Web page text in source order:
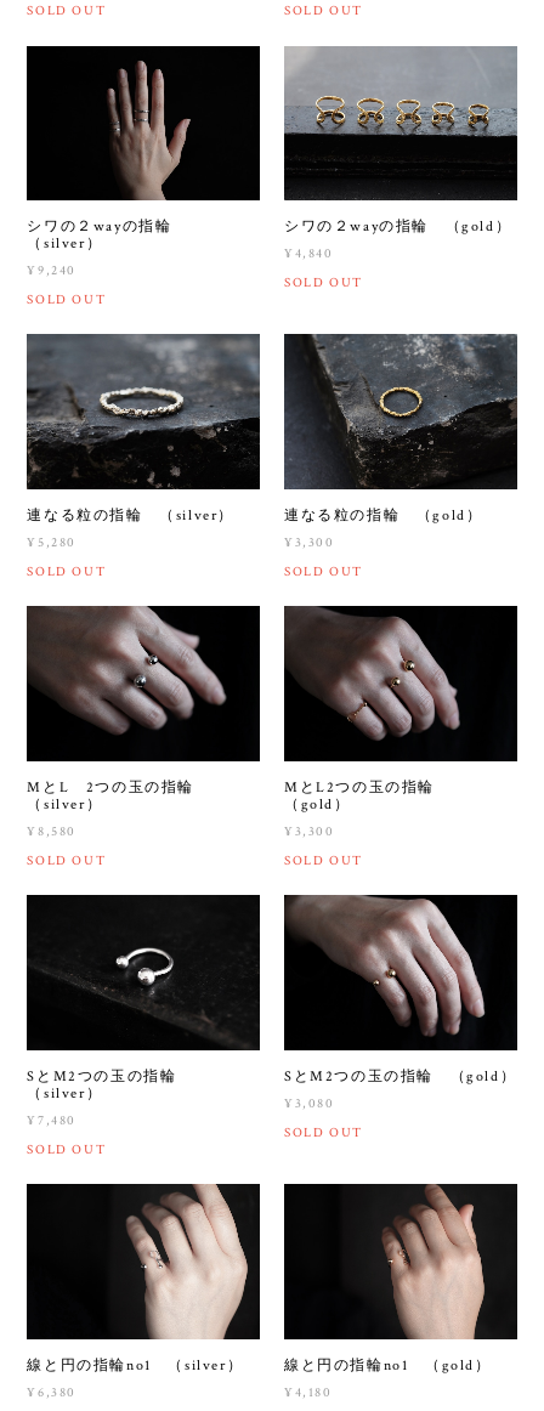
SOLD OUT
SOLD OUT
シワの２wayの指輪
（silver）
¥9,240
SOLD OUT
シワの２wayの指輪 （gold）
¥4,840
SOLD OUT
連なる粒の指輪 （silver）
¥5,280
SOLD OUT
連なる粒の指輪 （gold）
¥3,300
SOLD OUT
MとL 2つの玉の指輪
（silver）
¥8,580
SOLD OUT
MとL2つの玉の指輪
（gold）
¥3,300
SOLD OUT
SとM2つの玉の指輪
（silver）
¥7,480
SOLD OUT
SとM2つの玉の指輪 （gold）
¥3,080
SOLD OUT
線と円の指輪no1 （silver）
¥6,380
線と円の指輪no1 （gold）
¥4,180